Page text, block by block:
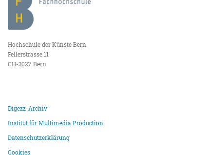
Hochschule der Künste Bern
Fellerstrasse 11
CH-3027 Bern
Digezz-Archiv
Institut für Multimedia Production
Datenschutzerklärung
Cookies